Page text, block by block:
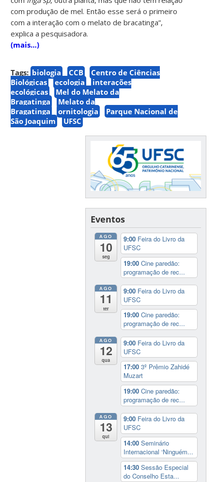
com produção de mel. Então esse será o primeiro
com a interação com o melato de bracatinga”,
explica a pesquisadora.
(mais…)
Tags: biologia CCB
Centro de Ciências
Biológicas
ecologia
interações
ecológicas
Mel do Melato da
Bragatinga
Melato da
Bragatinga
ornitologia
Parque Nacional de
São Joaquim
UFSC
Eventos
AGO
10
seg
9:00 Feira do Livro da
UFSC
19:00Cine paredão:
programação de rec...
AGO
11
ter
9:00 Feira do Livro da
UFSC
19:00Cine paredão:
programação de rec...
AGO
12
qua
9:00 Feira do Livro da
UFSC
17:003º Prêmio Zahidé
Muzart
19:00Cine paredão:
programação de rec...
AGO
13
qui
9:00 Feira do Livro da
UFSC
14:00Seminário
Internacional ‘Ninguém...
14:30Sessão Especial
do Conselho Esta...